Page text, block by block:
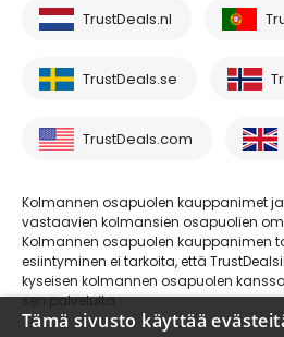
TrustDeals.nl
TrustDeals.se
TrustDeals.com
Kolmannen osapuolen kauppanimet
vastaavien kolmansien osapuolien
Kolmannen osapuolen kauppanimen
esiintyminen ei tarkoita, että
kyseisen kolmannen osapuolen
sen palveluita.
Tämä sivusto käyttää